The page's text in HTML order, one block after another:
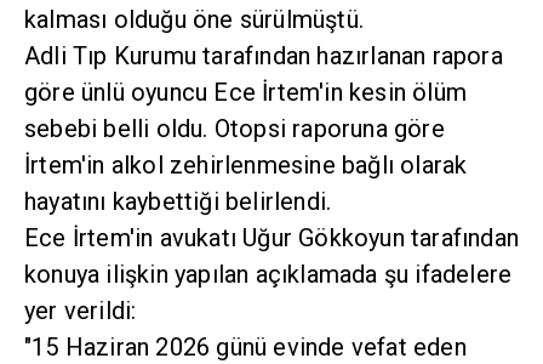
kalması olduğu öne sürülmüştü.
Adli Tıp Kurumu tarafından hazırlanan rapora
göre ünlü oyuncu Ece İrtem'in kesin ölüm
sebebi belli oldu. Otopsi raporuna göre
İrtem'in alkol zehirlenmesine bağlı olarak
hayatını kaybettiği belirlendi.
Ece İrtem'in avukatı Uğur Gökkoyun tarafından
konuya ilişkin yapılan açıklamada şu ifadelere
yer verildi:
"15 Haziran 2026 günü evinde vefat eden